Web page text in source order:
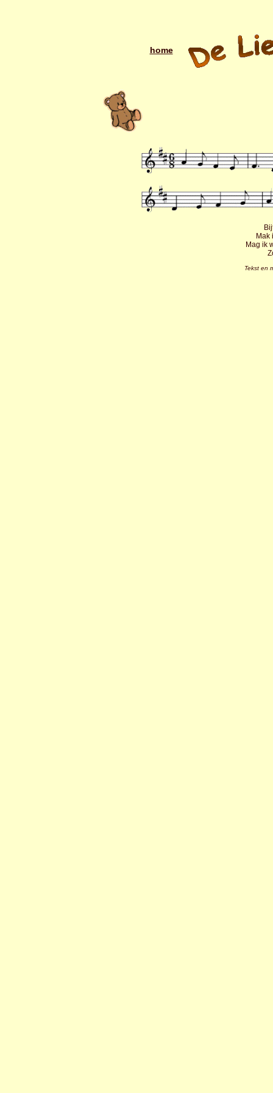
home
Mak
Mag ik
Tekst en